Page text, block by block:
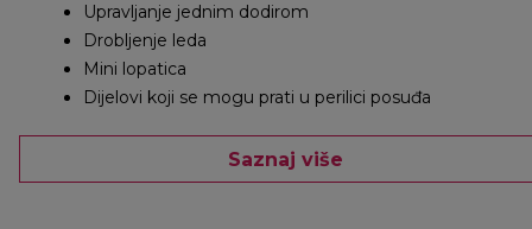
Upravljanje jednim dodirom
Drobljenje leda
Mini lopatica
Dijelovi koji se mogu prati u perilici posuđa
Saznaj više